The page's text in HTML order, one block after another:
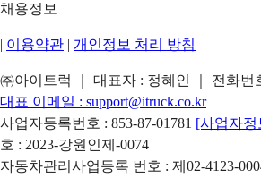
채용정보
| 이용약관 | 개인정보 처리 방침
㈜아이트럭 ｜ 대표자 : 정혜인 ｜ 전화번
대표 이메일 : support@itruck.co.kr
사업자등록번호 : 853-87-01781 [사업자
호 : 2023-강원인제-0074
자동차관리사업등록 번호 : 제02-4123-